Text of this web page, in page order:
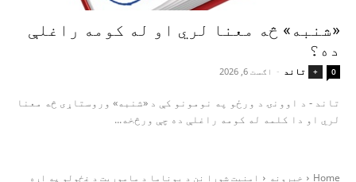
«شنبه» څه معنا لري او له کومه راغلې
ده؟
+ تاند - اګست 6, 2026 0
تاند - د اوونۍ د ورځو په نومونو کې د «شنبه» وروستاړی څه معنا
لري او دا کلمه له کومه راغلې ده چې ورڅخه...